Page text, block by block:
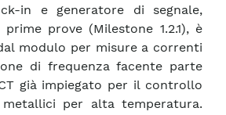
in e generatore di segnale,
prove (Milestone 1.2.1), è
modulo per misure a correnti
di frequenza facente parte
già impiegato per il controllo
per alta temperatura.